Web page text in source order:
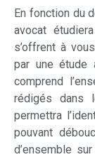
En fonction du
avocat
s’offrent à
par une étude
comprend
rédigés dans
permettra
pouvant
d’ensemble